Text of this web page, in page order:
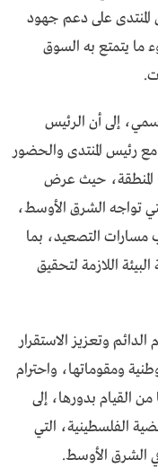
على دعم جهود
ما يتمتع به السوق
إلى أن الرئيس
رئيس المنتدى والحضور
المنطقة، حيث عرض
تواجه الشرق الأوسط،
مسارات التصعيد، بما
اللازمة لتحقيق
وتعزيز الاستقرار
ومقوماتها، واحترام
القيام بدورها، إلى
الفلسطينية، التي
الشرق الأوسط.